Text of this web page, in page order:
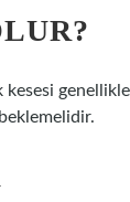
kesesi genellikle